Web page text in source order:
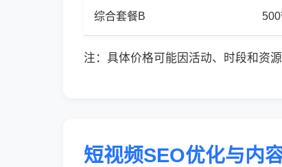
综合套餐B
注：具体价格可能因活动、时段和资
短视频SEO优化与内